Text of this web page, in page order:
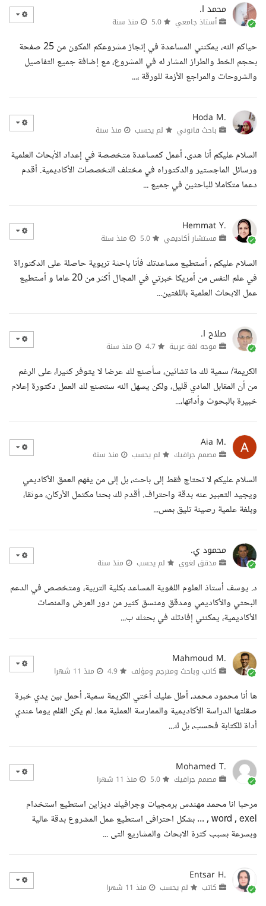
محمد ا.
أستاذ جامعي منذ سنة
حياكم الله، يمكنني المساعدة في إنجاز مشروعكم المكون من 25 صفحة
بحجم الخط والطراز المشار له في المشروع، مع إضافة جميع التفاصيل
والشروحات والمراجع الأزمة للورقة ،...
Hoda M.
باحث قانوني لم يحسب منذ سنة
السلام عليكم أنا هدى، أعمل كمساعدة متخصصة في إعداد الأبحاث العلمية
ورسائل الماجستير والدكتوراه في مختلف التخصصات الأكاديمية. أقدم
دعما متكاملا للباحثين في جميع ...
Hemmat Y.
مستشار أكاديمي منذ سنة
السلام عليكم ، أستطيع مساعدتك فأنا باحثة تربوية حاصلة على الدكتوراة
في علم النفس من أمريكا خبرتي في المجال أكثر من 20 عاما و أستطيع
عمل الابحاث العلمية باللغتين...
صلاح ا.
موجه لغة عربية منذ سنة
الكريمة/ سمية لك ما تشائين، سأصنع لك عرضا لا يتوفر كثيرا، على الرغم
من أن المقابل المادي قليل، ولكن يسهل الله ستصنع لك العمل دكتورة إعلام
خبيرة بالبحوث وأداتها،...
Aia M.
مصمم جرافيك لم يحسب منذ سنة
السلام عليكم لا تحتاج فقط إلى باحث، بل إلى من يفهم العمق الأكاديمي
ويجيد التعبير عنه بدقة واحتراف. أقدم لك بحثا مكتمل الأركان، موثقا،
وبلغة علمية رصينة تليق بمس...
محمود ي.
مدقق لغوي لم يحسب منذ سنة
د. يوسف أستاذ العلوم اللغوية المساعد بكلية التربية، ومتخصص في الدعم
البحثي والأكاديمي ومدقق ومنسق كثير من دور العرض والمنصات
الأكاديمية، يمكنني إفادتك في بحثك ب...
Mahmoud M.
كاتب وباحث ومترجم ومؤلف منذ 11 شهرا
ها أنا محمود محمد، أطل عليك أختي الكريمة سمية، أحمل بين يدي خبرة
صقلتها الدراسة الأكاديمية والممارسة العملية معا. لم يكن القلم يوما عندي
أداة للكتابة فحسب، بل ك...
Mohamed T.
مصمم جرافيك منذ 11 شهرا
مرحبا انا محمد مهندس برمجيات وجرافيك ديزاين استطيع استخدام
word , exel , ... بشكل احترافى استطيع عمل المشروع بدقة عالية
وبسرعة بسبب كثرة الابحاث والمشاريع التى ...
Entsar H.
كاتب لم يحسب منذ 11 شهرا